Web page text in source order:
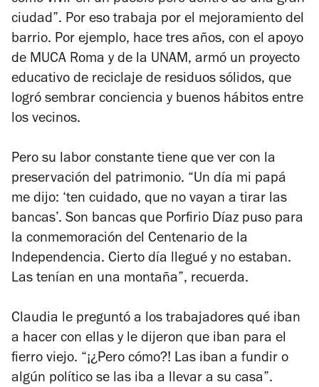
ciudad”. Por eso trabaja por el mejoramiento del
barrio. Por ejemplo, hace tres años, con el apoyo
de MUCA Roma y de la UNAM, armó un proyecto
educativo de reciclaje de residuos sólidos, que
logró sembrar conciencia y buenos hábitos entre
los vecinos.
Pero su labor constante tiene que ver con la
preservación del patrimonio. “Un día mi papá
me dijo: ‘ten cuidado, que no vayan a tirar las
bancas’. Son bancas que Porfirio Díaz puso para
la conmemoración del Centenario de la
Independencia. Cierto día llegué y no estaban.
Las tenían en una montaña”, recuerda.
Claudia le preguntó a los trabajadores qué iban
a hacer con ellas y le dijeron que iban para el
fierro viejo. “¡¿Pero cómo?! Las iban a fundir o
algún político se las iba a llevar a su casa”.